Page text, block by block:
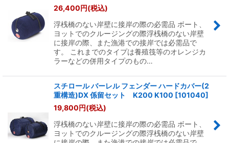
26,400円(税込)
浮桟橋のない岸壁に接岸の際の必需品 ボート、
ヨットでのクルージングの際浮桟橋のない岸壁
に接岸の際、また漁港での接岸では必需品で
す。 これまでのタイプは養殖筏等のオレンジカ
ラーなどの併用タイプのもの…
スチロール バーレル フェンダー ハードカバー(2
重構造)DX 係留セット K200 K100 [101040]
19,800円(税込)
浮桟橋のない岸壁に接岸の際の必需品 ボート、
ヨットでのクルージングの際浮桟橋のない岸壁